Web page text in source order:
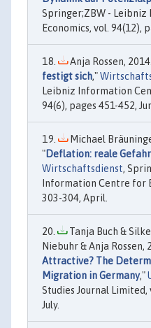
Springer;ZBW -
Economics, vol. 94(12),
Anja Rossen,
festigt sich,"
Leibniz Information
94(6), pages 451-452,
Michael
"Deflation: reale
Wirtschaftsdienst,
Information Centre for
303-304, April.
Tanja Buch &
Niebuhr & Anja Rossen,
Attractive? The
Migration in Germany,"
Studies Journal Limited,
July.